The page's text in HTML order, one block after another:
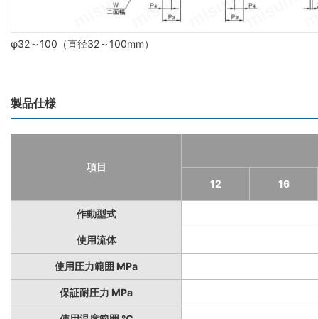
φ32～100（直径32～100mm）
製品仕様
項目
12
16
作動型式
使用流体
使用圧力範囲 MPa
保証耐圧力 MPa